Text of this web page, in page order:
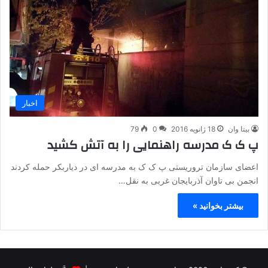
اخبار
بیتا وان 18 ژانویه 2016 0
79
پ ک ک مدرسه راهنمایی را به آتش کشید
اعضای سازمان تروریستی پ ک ک به مدرسه ای در دیاربکر حمله کردند
انجمن بی تاوان آذربایجان غربی به نقل…
بیشتر بخوانید »